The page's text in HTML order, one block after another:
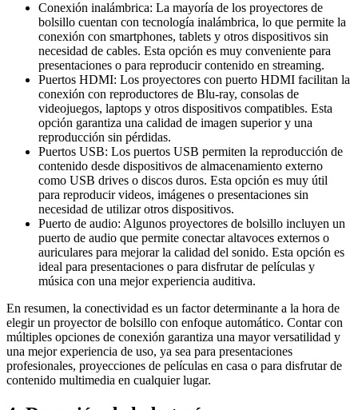
Conexión inalámbrica: La mayoría de los proyectores de
bolsillo cuentan con tecnología inalámbrica, lo que permite la
conexión con smartphones, tablets y otros dispositivos sin
necesidad de cables. Esta opción es muy conveniente para
presentaciones o para reproducir contenido en streaming.
Puertos HDMI: Los proyectores con puerto HDMI facilitan la
conexión con reproductores de Blu-ray, consolas de
videojuegos, laptops y otros dispositivos compatibles. Esta
opción garantiza una calidad de imagen superior y una
reproducción sin pérdidas.
Puertos USB: Los puertos USB permiten la reproducción de
contenido desde dispositivos de almacenamiento externo
como USB drives o discos duros. Esta opción es muy útil
para reproducir videos, imágenes o presentaciones sin
necesidad de utilizar otros dispositivos.
Puerto de audio: Algunos proyectores de bolsillo incluyen un
puerto de audio que permite conectar altavoces externos o
auriculares para mejorar la calidad del sonido. Esta opción es
ideal para presentaciones o para disfrutar de películas y
música con una mejor experiencia auditiva.
En resumen, la conectividad es un factor determinante a la hora de
elegir un proyector de bolsillo con enfoque automático. Contar con
múltiples opciones de conexión garantiza una mayor versatilidad y
una mejor experiencia de uso, ya sea para presentaciones
profesionales, proyecciones de películas en casa o para disfrutar de
contenido multimedia en cualquier lugar.